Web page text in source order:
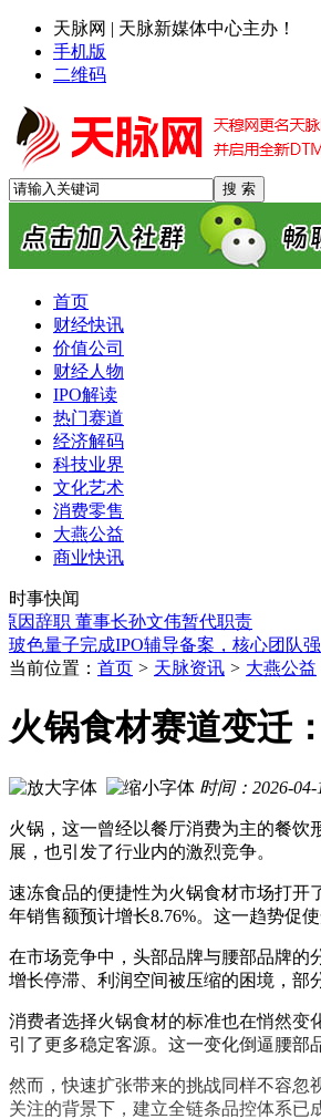
天脉网 | 天脉新媒体中心主办！
手机版
二维码
首页
财经快讯
价值公司
财经人物
IPO解读
热门赛道
经济解码
科技业界
文化艺术
消费零售
大燕公益
商业快讯
时事快闻
职 董事长孙文伟暂代职责
长飞光纤业绩预增超7倍！受益数据中
从流水线女工到855亿女首富：王来春
玻色量子完成IPO辅导备案，核心团队
沪市主板306家公司中报业绩预喜 基础
齐峰新材完成董事会换届：李安东掌舵
“玻璃大王”胞妹曹芳再创业：68岁掌舵
三星2nm代工迎特斯拉大单，半导体设
长飞光纤业绩预增超7倍！受益数据中
当前位置： 首页 > 天脉资讯 > 大燕公益
火锅食材赛道变迁
时间：2026-04-
火锅，这一曾经以餐厅消费为主的餐饮
展，也引发了行业内的激烈竞争。
速冻食品的便捷性为火锅食材市场打开
年销售额预计增长8.76%。这一趋势促
在市场竞争中，头部品牌与腰部品牌的
增长停滞、利润空间被压缩的困境，部
消费者选择火锅食材的标准也在悄然变
引了更多稳定客源。这一变化倒逼腰部
然而，快速扩张带来的挑战同样不容忽
关注的背景下，建立全链条品控体系已